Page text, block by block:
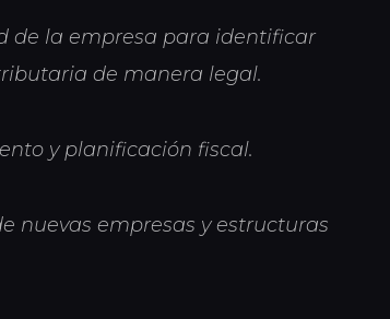
de la empresa para identificar
de manera legal.
y planificación fiscal.
nuevas empresas y estructuras